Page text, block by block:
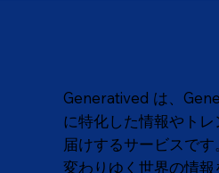
Generatived は、
に特化した情報やトレ
届けするサービスです
変わりゆく世界の情報